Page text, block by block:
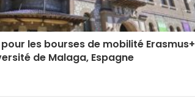
les bourses de mobilité Erasmus+
de Malaga, Espagne